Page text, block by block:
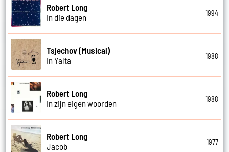
Robert Long
In die dagen
1994
Tsjechov (Musical)
In Yalta
1988
Robert Long
In zijn eigen woorden
1988
Robert Long
Jacob
1977